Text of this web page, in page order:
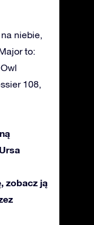
niebie,
to:
108,
zobacz ją